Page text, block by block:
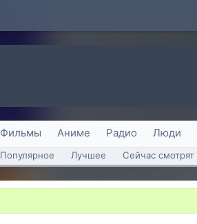
Фильмы Аниме Радио Люди
Популярное Лучшее Сейчас смотрят